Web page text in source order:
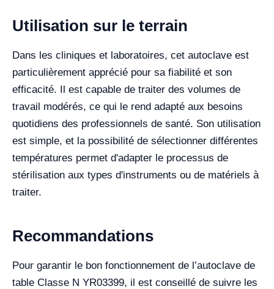
Utilisation sur le terrain
Dans les cliniques et laboratoires, cet autoclave est
particulièrement apprécié pour sa fiabilité et son
efficacité. Il est capable de traiter des volumes de
travail modérés, ce qui le rend adapté aux besoins
quotidiens des professionnels de santé. Son utilisation
est simple, et la possibilité de sélectionner différentes
températures permet d'adapter le processus de
stérilisation aux types d'instruments ou de matériels à
traiter.
Recommandations
Pour garantir le bon fonctionnement de l’autoclave de
table Classe N YR03399, il est conseillé de suivre les